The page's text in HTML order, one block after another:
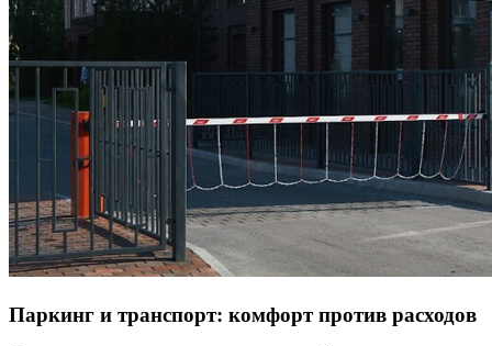
Паркинг и транспорт: комфорт против расходов